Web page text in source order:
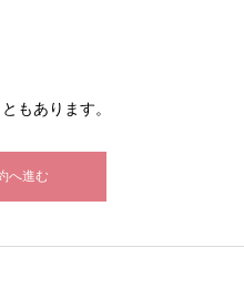
もあります。
へ進む